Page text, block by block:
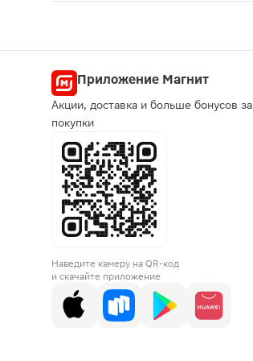
Приложение Магнит
Акции, доставка и больше бонусов за
покупки
Наведите камеру на QR-код
и скачайте приложение